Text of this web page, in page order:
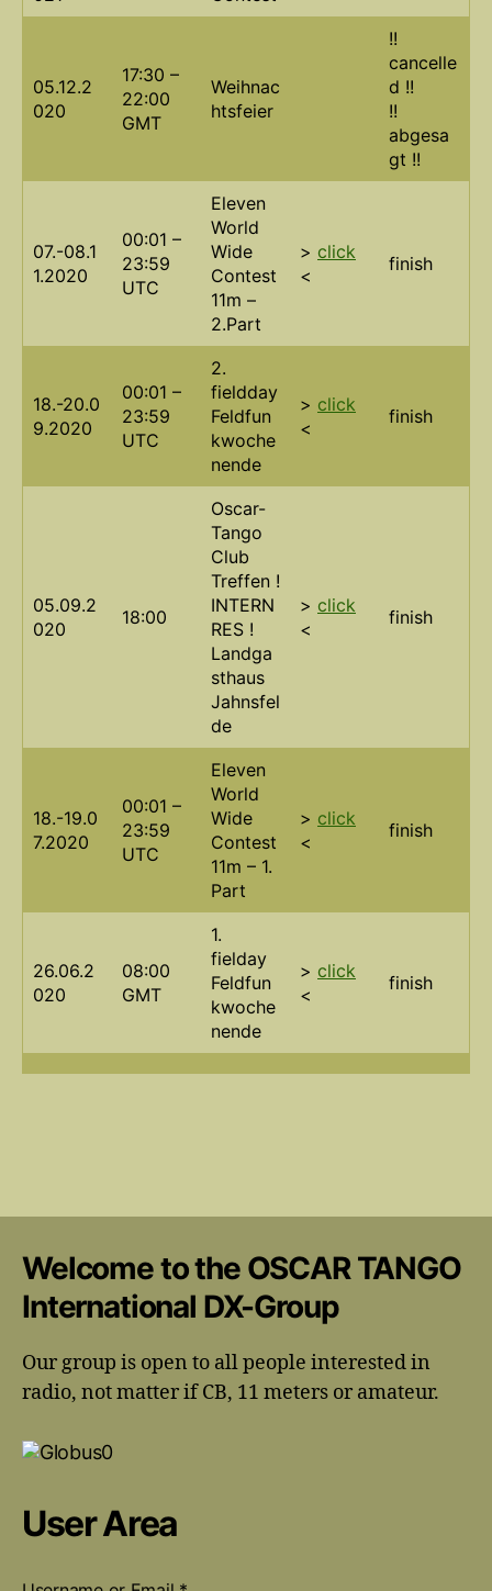
05.12.2
020
17:30 –
22:00
GMT
Weihnac
htsfeier
!!
cancelle
d !!
!!
abgesa
gt !!
07.-08.1
1.2020
00:01 –
23:59
UTC
Eleven
World
Wide
Contest
11m –
2.Part
> click
<
finish
18.-20.0
9.2020
00:01 –
23:59
UTC
2.
fieldday
Feldfun
kwoche
nende
> click
<
finish
05.09.2
020
18:00
Oscar-
Tango
Club
Treffen !
INTERN
RES !
Landga
sthaus
Jahnsfel
de
> click
<
finish
18.-19.0
7.2020
00:01 –
23:59
UTC
Eleven
World
Wide
Contest
11m – 1.
Part
> click
<
finish
26.06.2
020
08:00
GMT
1.
fielday
Feldfun
kwoche
nende
> click
<
finish
Welcome to the OSCAR TANGO
International DX-Group
Our group is open to all people interested in
radio, not matter if CB, 11 meters or amateur.
User Area